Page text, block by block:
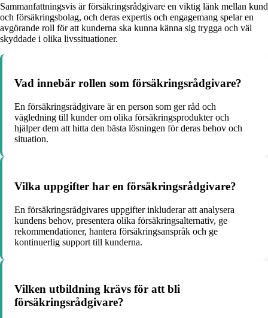
Sammanfattningsvis är försäkringsrådgivare en viktig länk mellan kund
och försäkringsbolag, och deras expertis och engagemang spelar en
avgörande roll för att kunderna ska kunna känna sig trygga och väl
skyddade i olika livssituationer.
Vad innebär rollen som försäkringsrådgivare?
En försäkringsrådgivare är en person som ger råd och
vägledning till kunder om olika försäkringsprodukter och
hjälper dem att hitta den bästa lösningen för deras behov och
situation.
Vilka uppgifter har en försäkringsrådgivare?
En försäkringsrådgivares uppgifter inkluderar att analysera
kundens behov, presentera olika försäkringsalternativ, ge
rekommendationer, hantera försäkringsanspråk och ge
kontinuerlig support till kunderna.
Vilken utbildning krävs för att bli
försäkringsrådgivare?